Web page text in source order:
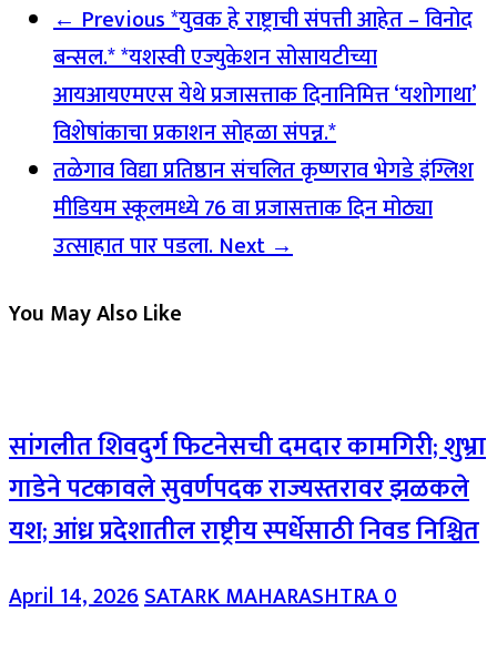
← Previous*युवक हे राष्ट्राची संपत्ती आहेत – विनोद
बन्सल.* *यशस्वी एज्युकेशन सोसायटीच्या
आयआयएमएस येथे प्रजासत्ताक दिनानिमित्त ‘यशोगाथा’
विशेषांकाचा प्रकाशन सोहळा संपन्न.*
तळेगाव विद्या प्रतिष्ठान संचलित कृष्णराव भेगडे इंग्लिश
मीडियम स्कूलमध्ये 76 वा प्रजासत्ताक दिन मोठ्या
उत्साहात पार पडला.Next →
You May Also Like
सांगलीत शिवदुर्ग फिटनेसची दमदार कामगिरी; शुभ्रा
गाडेने पटकावले सुवर्णपदक राज्यस्तरावर झळकले
यश; आंध्र प्रदेशातील राष्ट्रीय स्पर्धेसाठी निवड निश्चित
April 14, 2026SATARK MAHARASHTRA0